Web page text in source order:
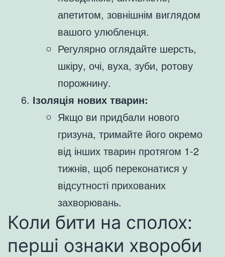
апетитом, зовнішнім виглядом
вашого улюбленця.
Регулярно оглядайте шерсть,
шкіру, очі, вуха, зуби, ротову
порожнину.
Ізоляція нових тварин:
Якщо ви придбали нового
гризуна, тримайте його окремо
від інших тварин протягом 1-2
тижнів, щоб переконатися у
відсутності прихованих
захворювань.
Коли бити на сполох:
перші ознаки хвороби